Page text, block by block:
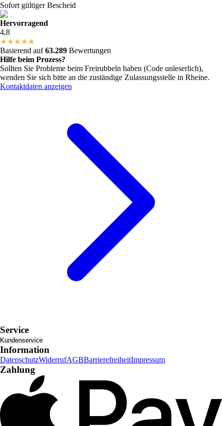
Sofort gültiger Bescheid
Hervorragend
4,8
★★★★★
Basierend auf63.289 Bewertungen
Hilfe beim Prozess?
Sollten Sie Probleme beim Freirubbeln haben (Code unleserlich),
wenden Sie sich bitte an die zuständige Zulassungsstelle in Rheine.
Kontaktdaten anzeigen
Service
Kundenservice
Information
DatenschutzWiderrufAGBBarrierefreiheitImpressum
Zahlung